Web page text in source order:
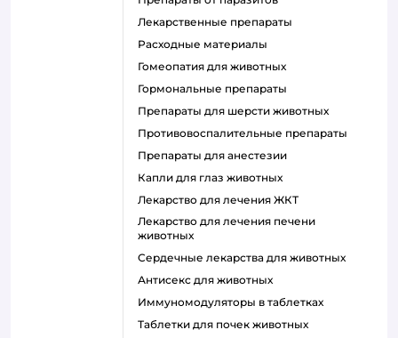
Лекарственные препараты
Расходные материалы
Гомеопатия для животных
Гормональные препараты
Препараты для шерсти животных
Противовоспалительные препараты
Препараты для анестезии
Капли для глаз животных
Лекарство для лечения ЖКТ
Лекарство для лечения печени
животных
Сердечные лекарства для животных
Антисекс для животных
Иммуномодуляторы в таблетках
Таблетки для почек животных